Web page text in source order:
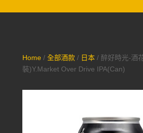
Home/ 全部酒款/ 日本/ 醉好時光-酒
裝)Y.Market Over Drive IPA(Can)